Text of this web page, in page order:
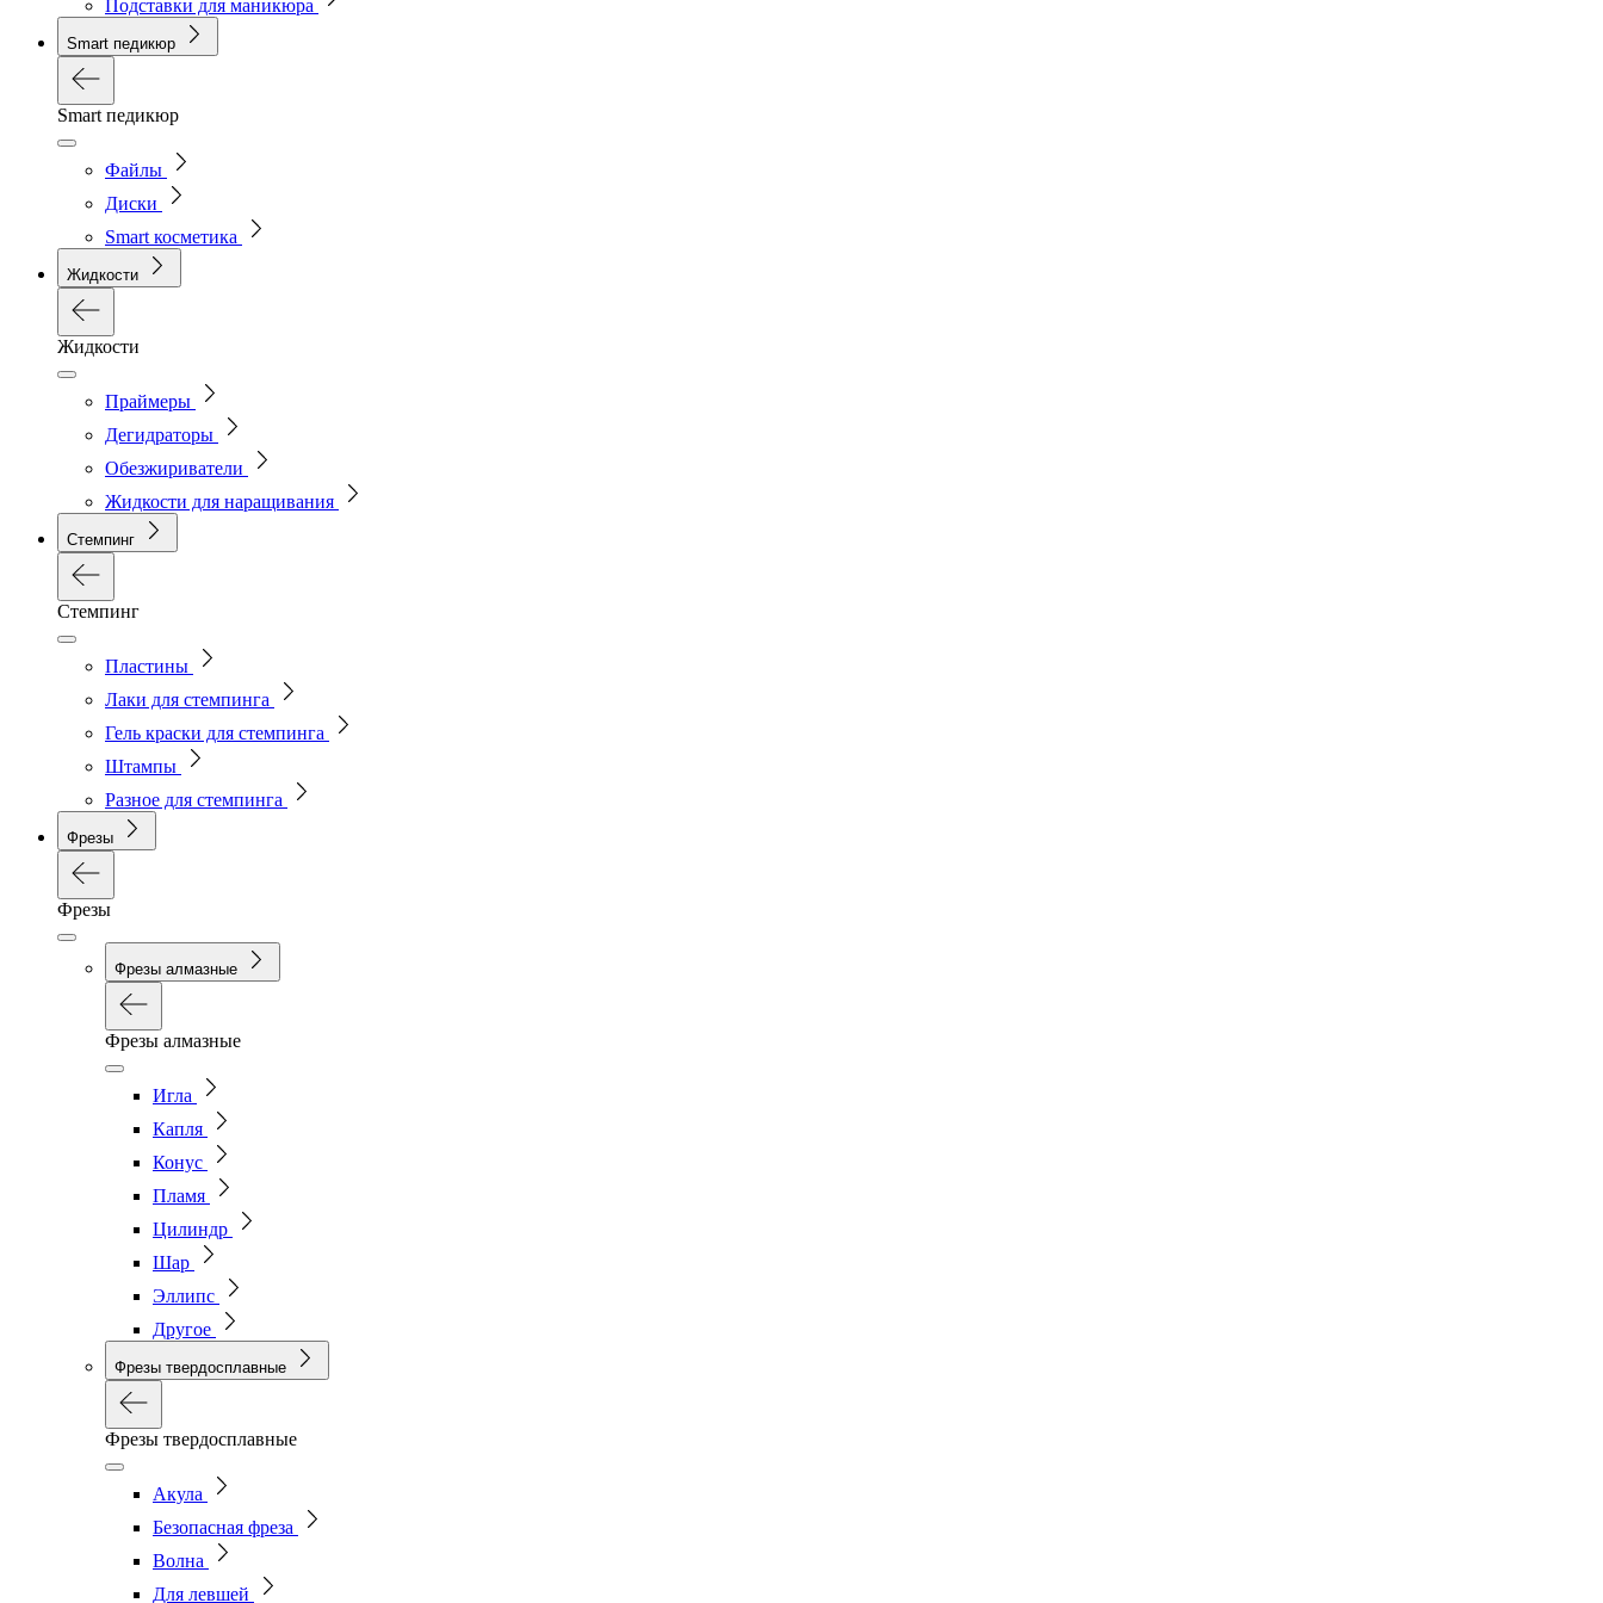
Подставки для маникюра
Smart педикюр
Smart педикюр
Файлы
Диски
Smart косметика
Жидкости
Жидкости
Праймеры
Дегидраторы
Обезжириватели
Жидкости для наращивания
Стемпинг
Стемпинг
Пластины
Лаки для стемпинга
Гель краски для стемпинга
Штампы
Разное для стемпинга
Фрезы
Фрезы
Фрезы алмазные
Фрезы алмазные
Игла
Капля
Конус
Пламя
Цилиндр
Шар
Эллипс
Другое
Фрезы твердосплавные
Фрезы твердосплавные
Акула
Безопасная фреза
Волна
Для левшей